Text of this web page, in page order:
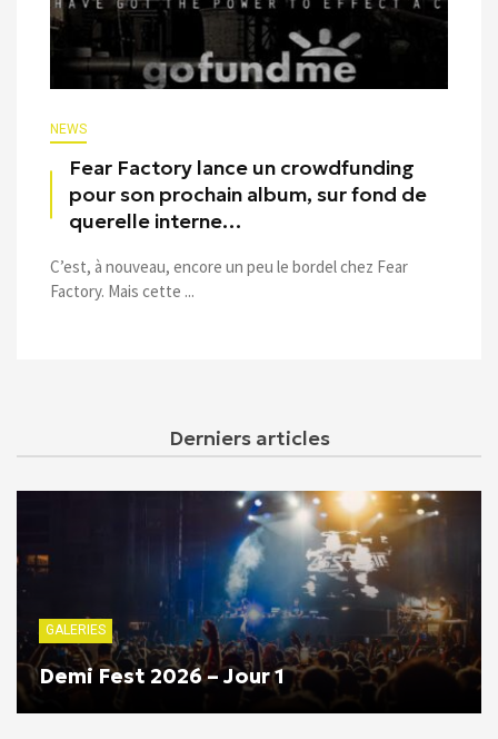
NEWS
Fear Factory lance un crowdfunding
pour son prochain album, sur fond de
querelle interne…
C’est, à nouveau, encore un peu le bordel chez Fear
Factory. Mais cette ...
Derniers articles
GALERIES
Demi Fest 2026 – Jour 1